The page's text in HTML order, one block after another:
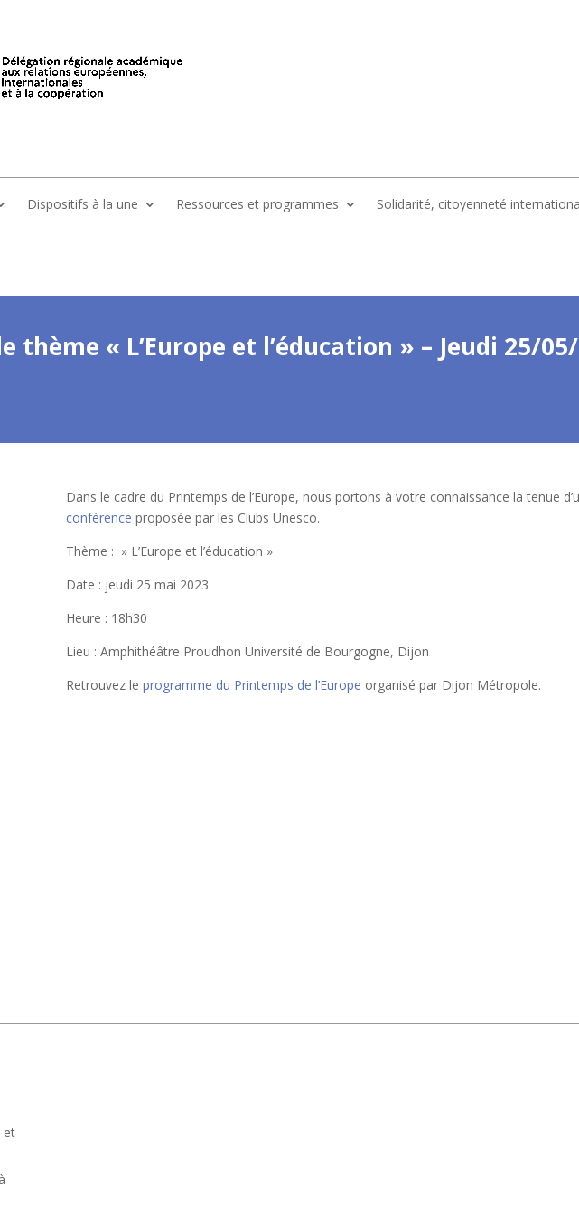
Dispositifs à la une Ressources et programmes Solidarité, citoyenneté
thème « L’Europe et l’éducation » – Jeudi 25/
Dans le cadre du Printemps de l’Europe, nous portons à votre connaissance la tenue
conférence proposée par les Clubs Unesco.
Thème : » L’Europe et l’éducation »
Date : jeudi 25 mai 2023
Heure : 18h30
Lieu : Amphithéâtre Proudhon Université de Bourgogne, Dijon
Retrouvez le programme du Printemps de l’Europe organisé par Dijon Métropole.
et